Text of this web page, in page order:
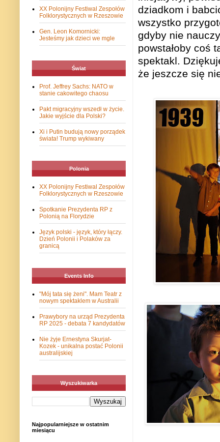
dziadkom i
wszystko
gdyby nie
powstałoby coś
spektakl.
że jeszcze się
XX Polonijny Festiwal Zespołów
Folklorystycznych w Rzeszowie
Gen. Leon Komornicki:
Jesteśmy jak dzieci we mgle
Świat
Prof. Jeffrey Sachs: NATO w
stanie cakowitego chaosu
Pakt migracyjny wszedł w życie.
Jakie wyjście dla Polski?
Xi i Putin budują nowy porządek
świata! Trump wykiwany
Polonia
XX Polonijny Festiwal Zespołów
Folklorystycznych w Rzeszowie
Spotkanie Prezydenta RP z
Polonią na Florydzie
Język polski - język, który łączy.
Dzień Polonii i Polaków za
granicą
Events Info
"Mój tata się żeni". Mam Teatr z
nowym spektaklem w Australii
Prawybory na urząd Prezydenta
RP 2025 - debata 7 kandydatów
Nie żyje Ernestyna Skurjat-
Kozek - unikalna postać Polonii
australijskiej
Wyszukiwarka
Najpopularniejsze w ostatnim
miesiącu